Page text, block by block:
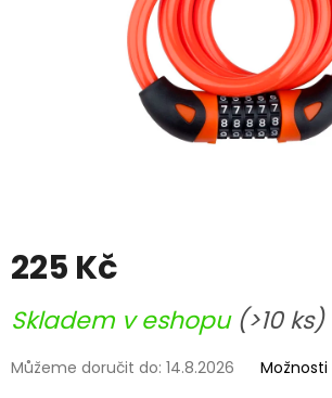
225 Kč
cena:
Skladem v eshopu (>10 ks)
Můžeme doručit do: 14.8.2026